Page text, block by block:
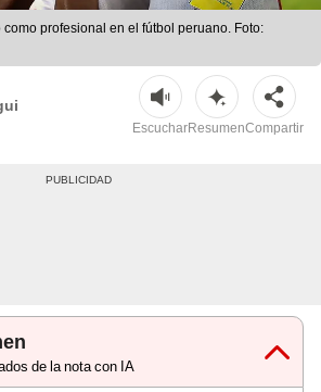
profesional en el fútbol peruano. Foto:
EscucharResumenCompartir
de la nota con IA